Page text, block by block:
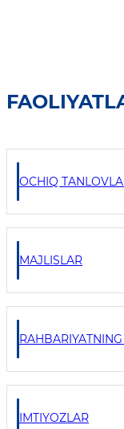
OCHIQ
MAJLISLAR
IMTIYOZLAR